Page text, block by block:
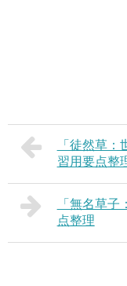
「徒然草
習用要点整
「無名草
点整理